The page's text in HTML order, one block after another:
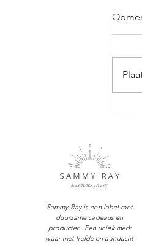
Sammy Ray is een label met
duurzame cadeaus en
producten. Een uniek merk
waar met liefde en aandacht